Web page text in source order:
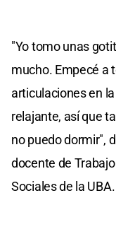
"Yo tomo unas
mucho. Empecé a
articulaciones en
relajante, así que
no puedo dormir",
docente de
Sociales de la UBA.